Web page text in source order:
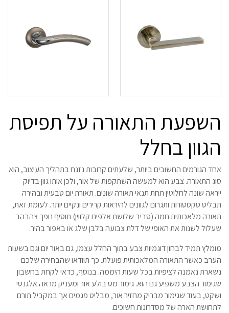
השפעת התאורה על תפיסת
הגוון בחלל
אחד הגורמים החשובים ביותר, שלעתים קרובות נזנח בתהליך העיצוב, הוא
סוג התאורה. צבע הוא למעשה השתקפות של אור, ולכן אותו גוון בדיוק
ייראה שונה לחלוטין תחת תנאי תאורה שונים. תאורת יום טבעית ובהירה
תבליט טקסטורות ותגרום לגוונים להיראות קרירים ונקיים יותר. לעומת זאת,
תאורה מלאכותית חמה (סביב שלושת אלפים קלווין) תוסיף נופך צהבהב
שעלול לשנות את האופי של דלת צבועה בלבן שלג או באפור בהיר.
מומלץ תמיד לבחון דוגמיות צבע בתוך החלל עצמו, גם באור יום וגם בשעות
הערב כאשר התאורה המלאכותית פועלת. כך תוודאו שהבחירה שלכם
נשארת נאמנה לציפיות בכל שעות היממה. בנוסף, כדאי לקחת בחשבון
שגימור הצבע משפיע גם הוא. גימור מט בולע אור ומעניק מראה אלגנטי
ושקט, בעוד שגימור מבריק מחזיר אור, מבליט פגמים אך במקביל תורם
לתחושת הארה של מסדרונות חשוכים.